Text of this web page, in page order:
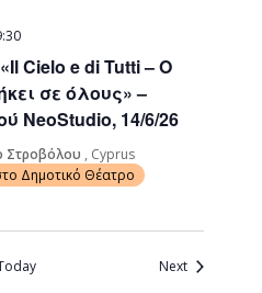
Cielo e di Tutti – Ο
σε όλους» –
NeoStudio, 14/6/26
Στροβόλου , Cyprus
Δημοτικό Θέατρο
NextEvents